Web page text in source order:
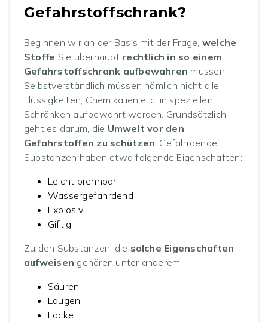
Gefahrstoffschrank?
Beginnen wir an der Basis mit der Frage, welche
Stoffe Sie überhauptrechtlich in so einem
Gefahrstoffschrank aufbewahren müssen.
Selbstverständlich müssen nämlich nicht alle
Flüssigkeiten, Chemikalien etc. in speziellen
Schränken aufbewahrt werden. Grundsätzlich
geht es darum, die Umwelt vor den
Gefahrstoffen zu schützen . Gefährdende
Substanzen haben etwa folgende Eigenschaften:
Leicht brennbar
Wassergefährdend
Explosiv
Giftig
Zu den Substanzen, die solche Eigenschaften
aufweisen gehören unter anderem:
Säuren
Laugen
Lacke